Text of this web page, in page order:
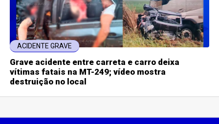
ACIDENTE GRAVE
Grave acidente entre carreta e carro deixa
vítimas fatais na MT-249; vídeo mostra
destruição no local